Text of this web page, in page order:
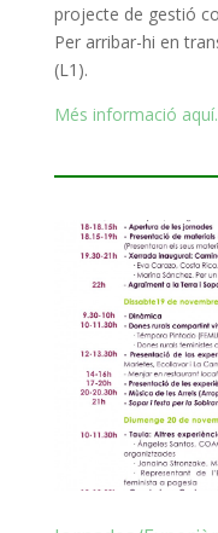
projecte de gestió
Per arribar-hi en
(L1).
Més informació aquí.